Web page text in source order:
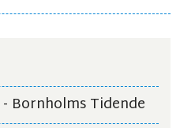
- Bornholms Tidende